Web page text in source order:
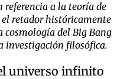
referencia a la teoría de
el retador históricamente
cosmología del Big Bang
investigación filosófica.
universo infinito